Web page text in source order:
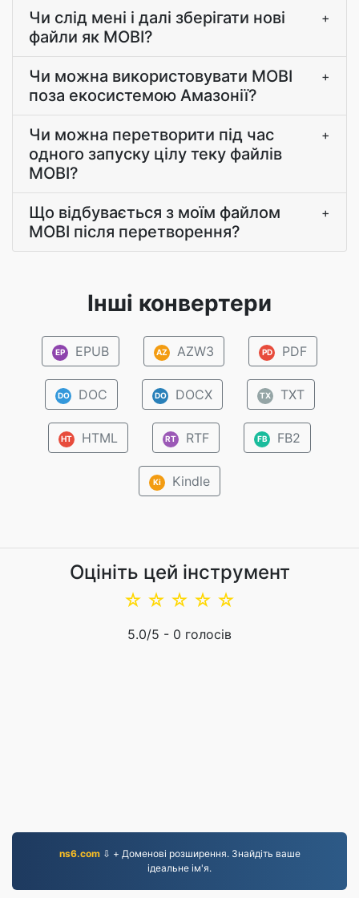
Чи слід мені і далі зберігати нові
файли як MOBI?
+
Чи можна використовувати MOBI
поза екосистемою Амазонії?
+
Чи можна перетворити під час
одного запуску цілу теку файлів
MOBI?
+
Що відбувається з моїм файлом
MOBI після перетворення?
+
Інші конвертери
EP EPUB AZ AZW3 PD PDF
DO DOC DO DOCX TX TXT
HT HTML RT RTF FB FB2
Ki Kindle
Оцініть цей інструмент
☆
☆
☆
☆
☆
5.0/5 - 0 голосів
ns6.com⇩ + Доменові розширення. Знайдіть ваше
ідеальне ім'я.